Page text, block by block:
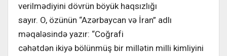
verilmədiyini dövrün böyük haqsızlığı
sayır. O, özünün “Azərbaycan və İran” adlı
məqaləsində yazır: “Coğrafi
cəhətdən ikiyə bölünmüş bir millətin milli kimliyini